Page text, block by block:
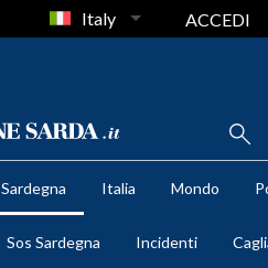
Italy ACCEDI
Sardegna Italia Mondo
Sos Sardegna Incidenti